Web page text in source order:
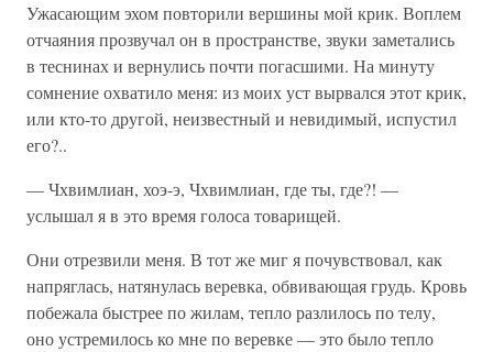
Ужасающим эхом повторили вершины мой крик. Воплем
отчаяния прозвучал он в пространстве, звуки заметались
в теснинах и вернулись почти погасшими. На минуту
сомнение охватило меня: из моих уст выр­вался этот крик,
или кто-то другой, неизвестный и не­видимый, испустил
его?..
— Чхвимлиан, хоэ-э, Чхвимлиан, где ты, где?! —
услышал я в это время голоса товарищей.
Они отрезвили меня. В тот же миг я почувствовал, как
напряглась, натянулась веревка, обвивающая грудь. Кровь
побежала быстрее по жилам, тепло разлилось по телу,
оно устремилось ко мне по верев­ке — это было тепло